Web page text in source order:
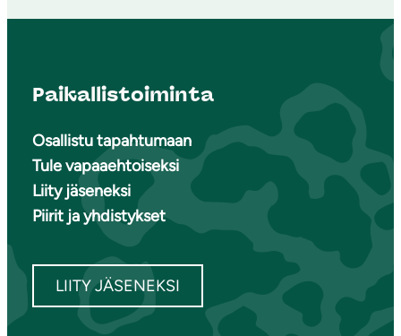
Paikallistoiminta
Osallistu tapahtumaan
Tule vapaaehtoiseksi
Liity jäseneksi
Piirit ja yhdistykset
LIITY JÄSENEKSI